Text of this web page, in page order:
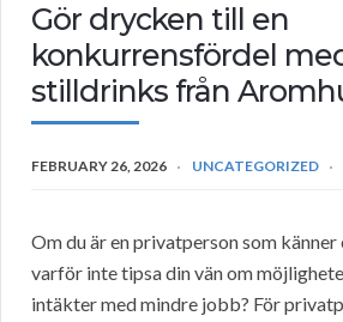
Gör drycken till en
konkurrensfördel
stilldrinks från
FEBRUARY 26, 2026 UNCATEGORIZED
Om du är en privatperson som känner
varför inte tipsa din vän om
intäkter med mindre jobb? För